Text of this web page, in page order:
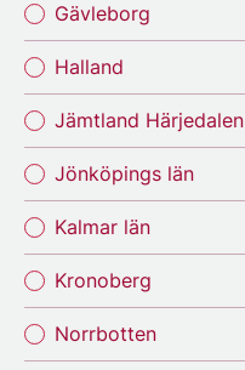
Gävleborg
Halland
Jämtland Härjedalen
Jönköpings län
Kalmar län
Kronoberg
Norrbotten